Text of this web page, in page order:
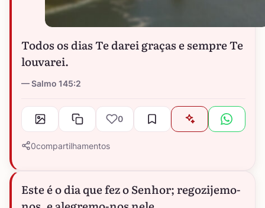
Todos os dias Te darei graças e sempre Te
louvarei.
Salmo 145:2
0
0compartilhamentos
Este é o dia que fez o Senhor; regozijemo-